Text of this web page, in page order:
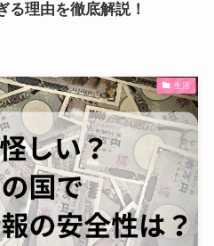
る理由を徹底解説！
生活